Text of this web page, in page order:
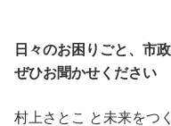
日々のお困りごと、市
ぜひお聞かせください
村上さとこ と未来をつ